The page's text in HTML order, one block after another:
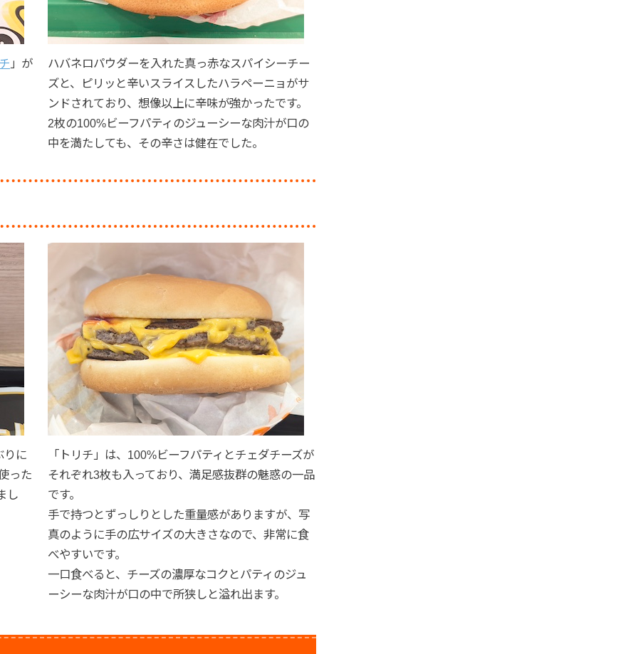
」が
ハバネロパウダーを入れた真っ赤なスパイシーチー
ズと、ピリッと辛いスライスしたハラペーニョがサ
ンドされており、想像以上に辛味が強かったです。
2枚の100%ビーフパティのジューシーな肉汁が口の
中を満たしても、その辛さは健在でした。
りに
った
し
「トリチ」は、100%ビーフパティとチェダチーズが
それぞれ3枚も入っており、満足感抜群の魅惑の一品
です。
手で持つとずっしりとした重量感がありますが、写
真のように手の広サイズの大きさなので、非常に食
べやすいです。
一口食べると、チーズの濃厚なコクとパティのジュ
ーシーな肉汁が口の中で所狭しと溢れ出ます。